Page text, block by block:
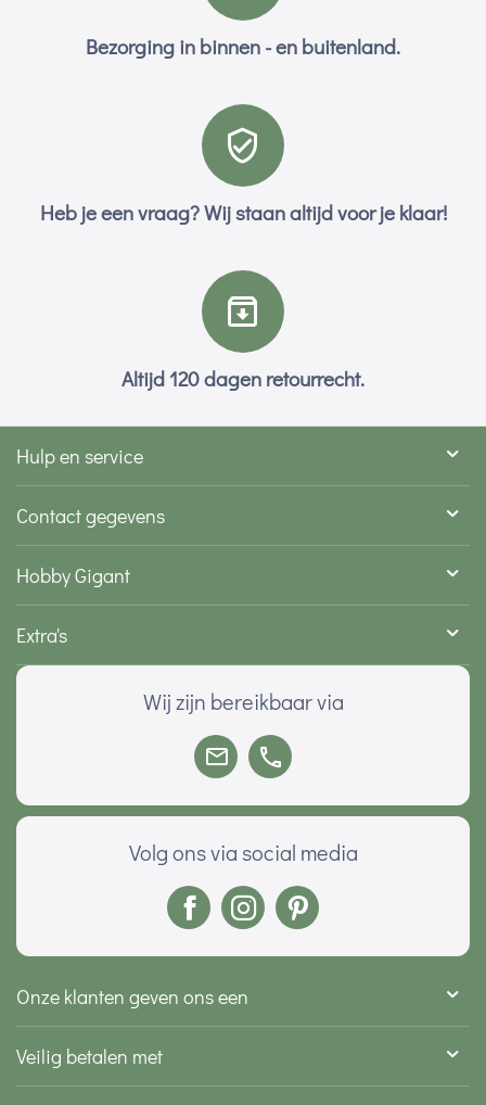
Bezorging in binnen - en buitenland.
Heb je een vraag? Wij staan altijd voor je klaar!
Altijd 120 dagen retourrecht.
Hulp en service
Contact gegevens
Hobby Gigant
Extra's
Wij zijn bereikbaar via
Volg ons via social media
Onze klanten geven ons een
Veilig betalen met